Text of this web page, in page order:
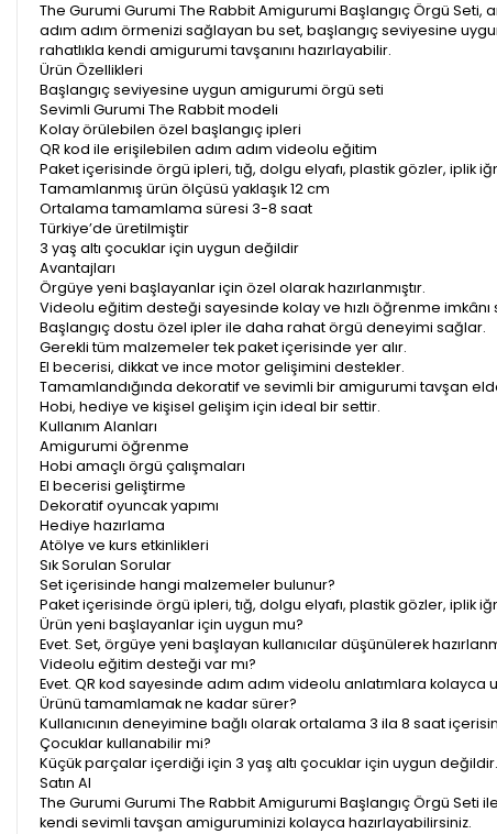
The Gurumi Gurumi The Rabbit Amigurumi Başlangıç Örgü
adım adım örmenizi sağlayan bu set, başlangıç seviyesine
rahatlıkla kendi amigurumi tavşanını hazırlayabilir.
Ürün Özellikleri
Başlangıç seviyesine uygun amigurumi örgü seti
Sevimli Gurumi The Rabbit modeli
Kolay örülebilen özel başlangıç ipleri
QR kod ile erişilebilen adım adım videolu eğitim
Paket içerisinde örgü ipleri, tığ, dolgu elyafı, plastik gözler, iplik
Tamamlanmış ürün ölçüsü yaklaşık 12 cm
Ortalama tamamlama süresi 3-8 saat
Türkiye’de üretilmiştir
3 yaş altı çocuklar için uygun değildir
Avantajları
Örgüye yeni başlayanlar için özel olarak hazırlanmıştır.
Videolu eğitim desteği sayesinde kolay ve hızlı öğrenme imkânı
Başlangıç dostu özel ipler ile daha rahat örgü deneyimi sağlar.
Gerekli tüm malzemeler tek paket içerisinde yer alır.
El becerisi, dikkat ve ince motor gelişimini destekler.
Tamamlandığında dekoratif ve sevimli bir amigurumi tavşan
Hobi, hediye ve kişisel gelişim için ideal bir settir.
Kullanım Alanları
Amigurumi öğrenme
Hobi amaçlı örgü çalışmaları
El becerisi geliştirme
Dekoratif oyuncak yapımı
Hediye hazırlama
Atölye ve kurs etkinlikleri
Sık Sorulan Sorular
Set içerisinde hangi malzemeler bulunur?
Paket içerisinde örgü ipleri, tığ, dolgu elyafı, plastik gözler, iplik
Ürün yeni başlayanlar için uygun mu?
Evet. Set, örgüye yeni başlayan kullanıcılar düşünülerek
Videolu eğitim desteği var mı?
Evet. QR kod sayesinde adım adım videolu anlatımlara kolayca
Ürünü tamamlamak ne kadar sürer?
Kullanıcının deneyimine bağlı olarak ortalama 3 ila 8 saat
Çocuklar kullanabilir mi?
Küçük parçalar içerdiği için 3 yaş altı çocuklar için uygun
Satın Al
The Gurumi Gurumi The Rabbit Amigurumi Başlangıç Örgü
kendi sevimli tavşan amiguruminizi kolayca hazırlayabilirsiniz.